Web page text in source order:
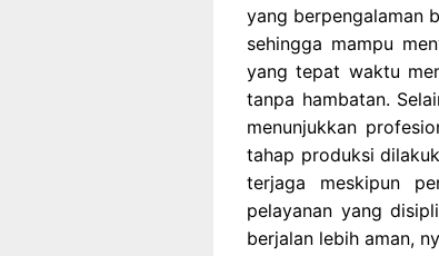
yang berpengalaman
sehingga mampu
yang tepat waktu
tanpa hambatan.
menunjukkan
tahap produksi
terjaga meskipun
pelayanan yang
berjalan lebih aman,